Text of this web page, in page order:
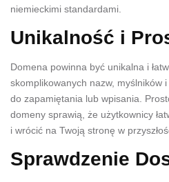
niemieckimi standardami.
Unikalność i
Domena powinna być unikalna i
skomplikowanych nazw, myślników
do zapamiętania lub wpisania.
domeny sprawią, że użytkownicy
i wrócić na Twoją stronę w
Sprawdzenie